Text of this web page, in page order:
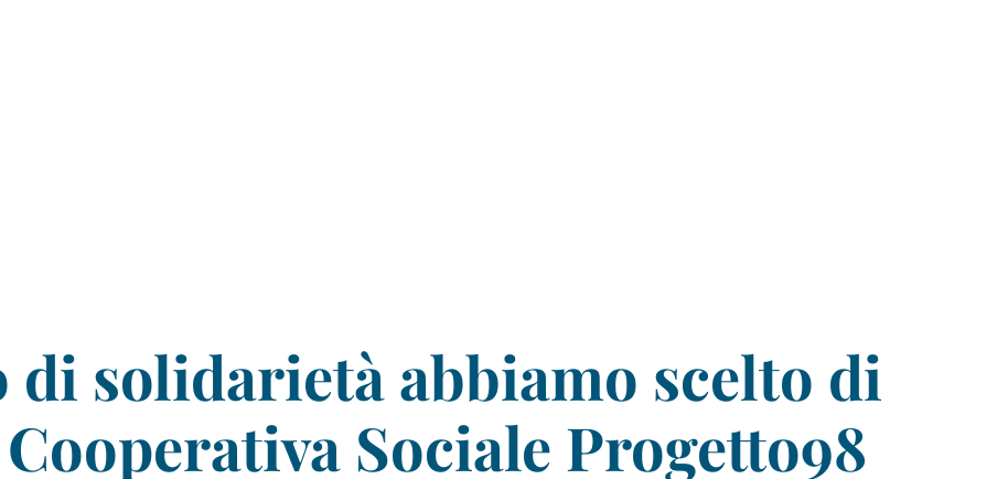
di solidarietà abbiamo scelto di
Sociale Progetto98